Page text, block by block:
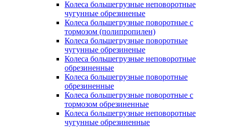
Колеса большегрузные неповоротные
чугунные обрезиненые
Колеса большегрузные поворотные с
тормозом (полипропилен)
Колеса большегрузные поворотные
чугунные обрезиненые
Колеса большегрузные неповоротные
обрезиненные
Колеса большегрузные поворотные
обрезиненные
Колеса большегрузные поворотные с
тормозом обрезиненные
Колеса большегрузные неповоротные
чугунные обрезиненные